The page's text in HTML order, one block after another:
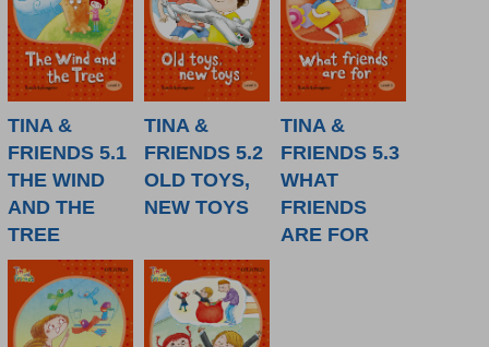
TINA &
FRIENDS 5.1
THE WIND
AND THE
TREE
TINA &
FRIENDS 5.2
OLD TOYS,
NEW TOYS
TINA &
FRIENDS 5.3
WHAT
FRIENDS
ARE FOR